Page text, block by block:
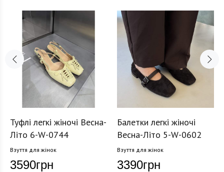
Туфлі легкі жіночі Весна-
Літо 6-W-0744
Взуття для жінок
3590грн
Балетки легкі жіночі
Весна-Літо 5-W-0602
Взуття для жінок
3390грн